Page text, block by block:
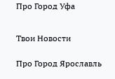
Про Город Уфа
Твои Новости
Про Город Ярославль